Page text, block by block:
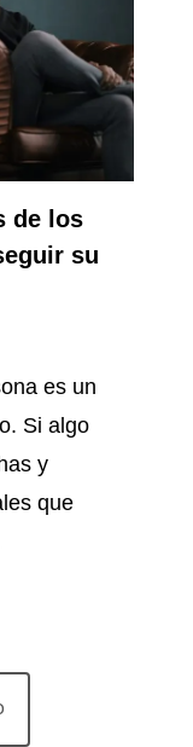
de los
su
es un
Si algo
y
que